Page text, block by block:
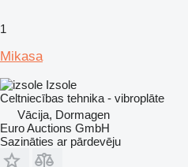
1
Mikasa
Izsole
Celtniecības tehnika - vibroplāte
Vācija, Dormagen
Euro Auctions GmbH
Sazināties ar pārdevēju